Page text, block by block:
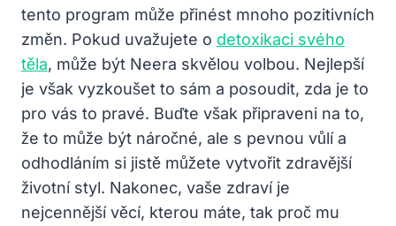
tento program může přinést mnoho pozitivních
změn. Pokud uvažujete o detoxikaci svého
těla, může být Neera skvělou volbou. Nejlepší
je však vyzkoušet to sám a posoudit, zda je to
pro vás to pravé. Buďte však připraveni na to,
že to může být náročné, ale s pevnou vůlí a
odhodláním si jistě můžete vytvořit zdravější
životní styl. Nakonec, vaše zdraví je
nejcennější věcí, kterou máte, tak proč mu